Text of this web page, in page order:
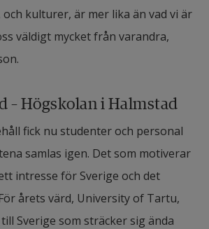
kulturer, är mer lika än vad vi är
väldigt mycket från varandra,
– Högskolan i Halmstad
fick nu studenter och personal
samlas igen. Det som motiverar
intresse för Sverige och det
årets värd, University of Tartu,
Sverige som sträcker sig ända